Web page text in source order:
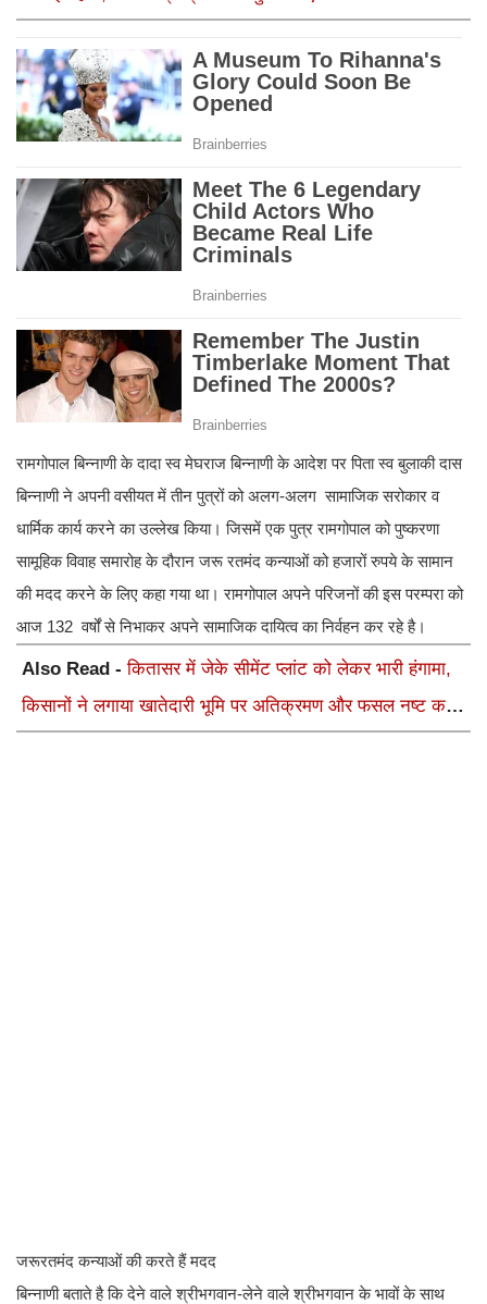
रामगोपाल बिन्नाणी के दादा स्व मेघराज बिन्नाणी के आदेश पर पिता स्व बुलाकी दास
बिन्नाणी ने अपनी वसीयत में तीन पुत्रों को अलग-अलग सामाजिक सरोकार व
धार्मिक कार्य करने का उल्लेख किया। जिसमें एक पुत्र रामगोपाल को पुष्करणा
सामूहिक विवाह समारोह के दौरान जरू रतमंद कन्याओं को हजारों रुपये के सामान
की मदद करने के लिए कहा गया था। रामगोपाल अपने परिजनों की इस परम्परा को
आज 132 वर्षों से निभाकर अपने सामाजिक दायित्व का निर्वहन कर रहे है।
Also Read -कितासर में जेके सीमेंट प्लांट को लेकर भारी हंगामा,
किसानों ने लगाया खातेदारी भूमि पर अतिक्रमण और फसल नष्ट करने
जरूरतमंद कन्याओं की करते हैं मदद
बिन्नाणी बताते है कि देने वाले श्रीभगवान-लेने वाले श्रीभगवान के भावों के साथ